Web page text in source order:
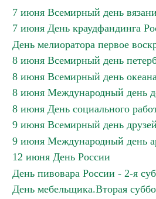
7 июня Всемирный день
7 июня День краудфандинга
День мелиоратора первое
8 июня Всемирный день
8 июня Всемирный день
8 июня Международный день
8 июня День социального
9 июня Всемирный день друзей
9 июня Международный день
12 июня День России
День пивовара России - 2-я
День мебельщика.Вторая